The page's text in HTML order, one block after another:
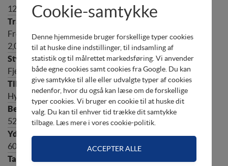
12 V - 22 A
Frem - Neutral - Bak, udveksling
2,07
Fjernbetjening
Hydraulisk
521 mm (L)
60 HK
Cookie-samtykke
Denne hjemmeside bruger forskellige typer cookies
til at huske dine indstillinger, til indsamling af
statistik og til målrettet markedsføring. Vi anvender
både egne cookies samt cookies fra Google. Du kan
give samtykke til alle eller udvalgte typer af cookies
nedenfor, hvor du også kan læse om de forskellige
typer cookies. Vi bruger en cookie til at huske dit
valg. Du kan til enhver tid trække dit samtykke
tilbage. Læs mere i vores cookie-politik